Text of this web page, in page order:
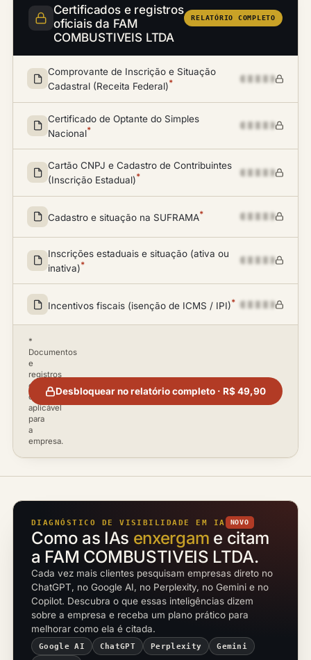
Certificados e registros
oficiais da FAM
COMBUSTIVEIS LTDA
RELATÓRIO COMPLETO
Comprovante de Inscrição e Situação
Cadastral (Receita Federal)*
Certificado de Optante do Simples
Nacional*
Cartão CNPJ e Cadastro de Contribuintes
(Inscrição Estadual)*
Cadastro e situação na SUFRAMA*
Inscrições estaduais e situação (ativa ou
inativa)*
Incentivos fiscais (isenção de ICMS / IPI)*
*
Documentos
e
registros
disponíveis
conforme
aplicável
para
a
empresa.
Desbloquear no relatório completo · R$ 49,90
DIAGNÓSTICO DE VISIBILIDADE EM IA NOVO
Como as IAs enxergam e citam
a FAM COMBUSTIVEIS LTDA.
Cada vez mais clientes pesquisam empresas direto no
ChatGPT, no Google AI, no Perplexity, no Gemini e no
Copilot. Descubra o que essas inteligências dizem
sobre a empresa e receba um plano prático para
melhorar como ela é citada.
Google AI ChatGPT Perplexity Gemini